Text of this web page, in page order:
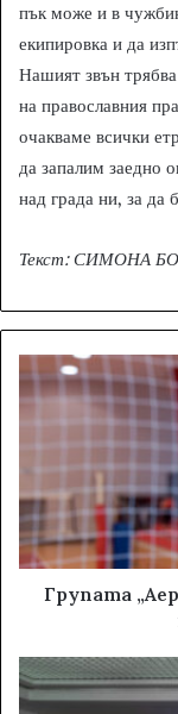
пък може и в
екипировка и да
Нашият звън
на православния
очакваме всички
да запалим заедно
над града ни, за
Текст: СИМОНА
Групата